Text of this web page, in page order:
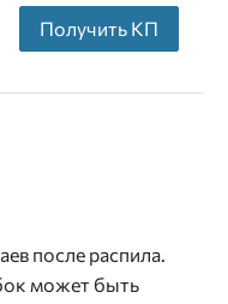
Получить КП
после распила.
может быть